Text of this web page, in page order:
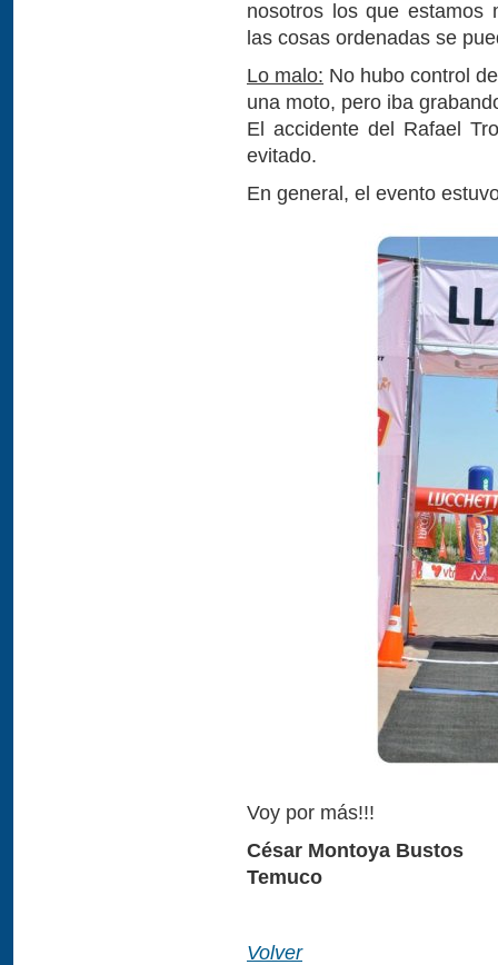
nosotros los que estamos
las cosas ordenadas se
Lo malo: No hubo control
una moto, pero iba
El accidente del Rafael
evitado.
En general, el evento
Voy por más!!!
César Montoya Bustos
Temuco
Volver